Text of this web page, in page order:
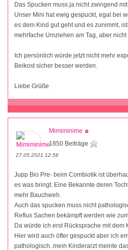
Das Spucken muss ja nicht zwingend
Unser Mini hat ewig gespuckt, egal bei
es dem Kind gut geht und es zunimmt,
mehrfache Umziehen am Tag, aber nicht
Ich persönlich würde jetzt nicht mehr
Beikost sicher besser werden.
Liebe Grüße
Mimiminime
1850 Beiträge
27.05.2021 12:56
Jupp Bio Pre- beim Combiotik ist
es was bringt. Eine Bekannte deren
mehr Bauchweh.
Auch das spucken muss nicht
Reflux Sachen bekämpft werden wie
Da würde ich erst Rücksprache mit dem
Hier wird auch öfter gespuckt aber ich
pathologisch..mein Kinderarzt meinte